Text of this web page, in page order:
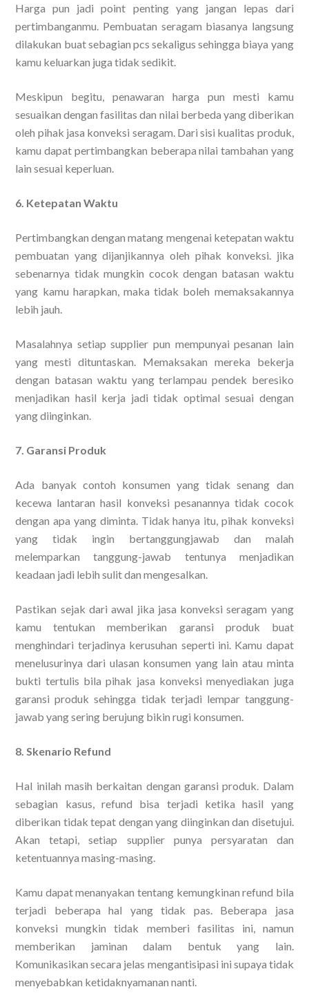
Harga pun jadi point penting yang jangan lepas dari
pertimbanganmu. Pembuatan seragam biasanya langsung
dilakukan buat sebagian pcs sekaligus sehingga biaya yang
kamu keluarkan juga tidak sedikit.
Meskipun begitu, penawaran harga pun mesti kamu
sesuaikan dengan fasilitas dan nilai berbeda yang diberikan
oleh pihak jasa konveksi seragam. Dari sisi kualitas produk,
kamu dapat pertimbangkan beberapa nilai tambahan yang
lain sesuai keperluan.
6. Ketepatan Waktu
Pertimbangkan dengan matang mengenai ketepatan waktu
pembuatan yang dijanjikannya oleh pihak konveksi. jika
sebenarnya tidak mungkin cocok dengan batasan waktu
yang kamu harapkan, maka tidak boleh memaksakannya
lebih jauh.
Masalahnya setiap supplier pun mempunyai pesanan lain
yang mesti dituntaskan. Memaksakan mereka bekerja
dengan batasan waktu yang terlampau pendek beresiko
menjadikan hasil kerja jadi tidak optimal sesuai dengan
yang diinginkan.
7. Garansi Produk
Ada banyak contoh konsumen yang tidak senang dan
kecewa lantaran hasil konveksi pesanannya tidak cocok
dengan apa yang diminta. Tidak hanya itu, pihak konveksi
yang tidak ingin bertanggungjawab dan malah
melemparkan tanggung-jawab tentunya menjadikan
keadaan jadi lebih sulit dan mengesalkan.
Pastikan sejak dari awal jika jasa konveksi seragam yang
kamu tentukan memberikan garansi produk buat
menghindari terjadinya kerusuhan seperti ini. Kamu dapat
menelusurinya dari ulasan konsumen yang lain atau minta
bukti tertulis bila pihak jasa konveksi menyediakan juga
garansi produk sehingga tidak terjadi lempar tanggung-
jawab yang sering berujung bikin rugi konsumen.
8. Skenario Refund
Hal inilah masih berkaitan dengan garansi produk. Dalam
sebagian kasus, refund bisa terjadi ketika hasil yang
diberikan tidak tepat dengan yang diinginkan dan disetujui.
Akan tetapi, setiap supplier punya persyaratan dan
ketentuannya masing-masing.
Kamu dapat menanyakan tentang kemungkinan refund bila
terjadi beberapa hal yang tidak pas. Beberapa jasa
konveksi mungkin tidak memberi fasilitas ini, namun
memberikan jaminan dalam bentuk yang lain.
Komunikasikan secara jelas mengantisipasi ini supaya tidak
menyebabkan ketidaknyamanan nanti.